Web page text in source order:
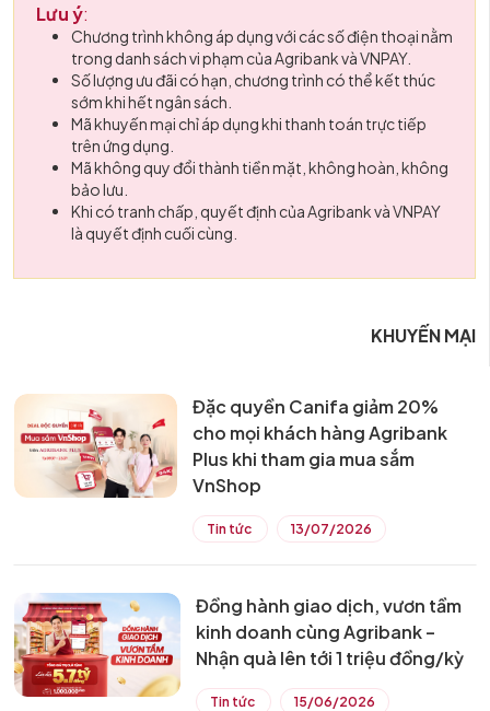
Lưu ý:
Chương trình không áp dụng với các số điện thoại nằm
trong danh sách vi phạm của Agribank và VNPAY.
Số lượng ưu đãi có hạn, chương trình có thể kết thúc
sớm khi hết ngân sách.
Mã khuyến mại chỉ áp dụng khi thanh toán trực tiếp
trên ứng dụng.
Mã không quy đổi thành tiền mặt, không hoàn, không
bảo lưu.
Khi có tranh chấp, quyết định của Agribank và VNPAY
là quyết định cuối cùng.
KHUYẾN MẠI
Đặc quyền Canifa giảm 20%
cho mọi khách hàng Agribank
Plus khi tham gia mua sắm
VnShop
Tin tức 13/07/2026
Đồng hành giao dịch, vươn tầm
kinh doanh cùng Agribank –
Nhận quà lên tới 1 triệu đồng/kỳ
Tin tức 15/06/2026